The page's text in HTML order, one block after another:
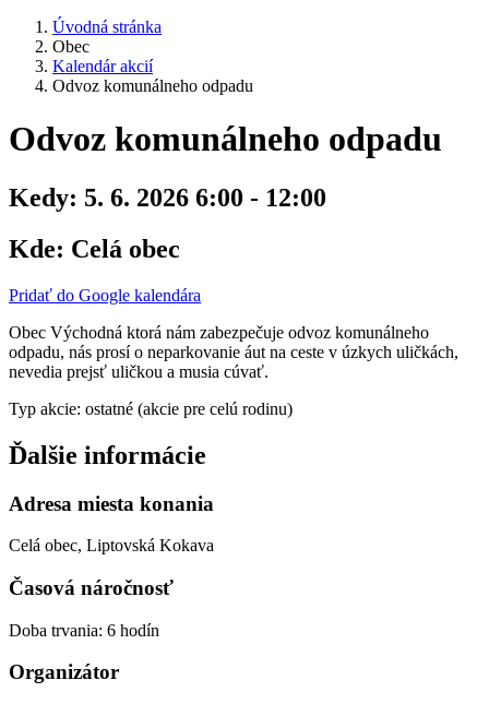
Úvodná stránka
Obec
Kalendár akcií
Odvoz komunálneho odpadu
Odvoz komunálneho odpadu
Kedy: 5. 6. 2026 6:00 - 12:00
Kde: Celá obec
Pridať do Google kalendára
Obec Východná ktorá nám zabezpečuje odvoz komunálneho
odpadu, nás prosí o neparkovanie áut na ceste v úzkych uličkách,
nevedia prejsť uličkou a musia cúvať.
Typ akcie: ostatné (akcie pre celú rodinu)
Ďalšie informácie
Adresa miesta konania
Celá obec, Liptovská Kokava
Časová náročnosť
Doba trvania: 6 hodín
Organizátor